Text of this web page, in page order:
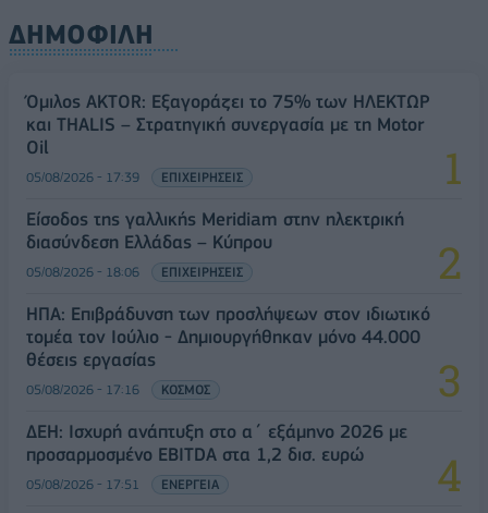
ΔΗΜΟΦΙΛΗ
Όμιλος AKTOR: Εξαγοράζει το 75% των ΗΛΕΚΤΩΡ
και THALIS – Στρατηγική συνεργασία με τη Motor
Oil
05/08/2026 - 17:39 ΕΠΙΧΕΙΡΗΣΕΙΣ
Είσοδος της γαλλικής Meridiam στην ηλεκτρική
διασύνδεση Ελλάδας – Κύπρου
05/08/2026 - 18:06 ΕΠΙΧΕΙΡΗΣΕΙΣ
ΗΠΑ: Επιβράδυνση των προσλήψεων στον ιδιωτικό
τομέα τον Ιούλιο - Δημιουργήθηκαν μόνο 44.000
θέσεις εργασίας
05/08/2026 - 17:16 ΚΟΣΜΟΣ
ΔΕΗ: Ισχυρή ανάπτυξη στο α΄ εξάμηνο 2026 με
προσαρμοσμένο EBITDA στα 1,2 δισ. ευρώ
05/08/2026 - 17:51 ΕΝΕΡΓΕΙΑ